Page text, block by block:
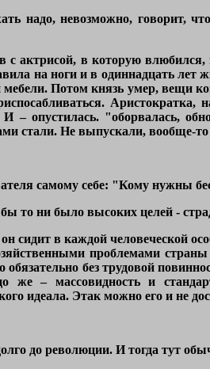
надо, невозможно, говорит,
актрисой, в которую влюбился,
на ноги и в одиннадцать лет
Потом князь умер, вещи
– опустилась. "оборвалась,
стали. Не выпускали, вообще-то
самому себе: "Кому нужны
то ни было высоких целей -
сидит в каждой человеческой
проблемами
обязательно без трудовой
же – массовидность и
идеала. Этак можно его и не
до революции. И тогда тут